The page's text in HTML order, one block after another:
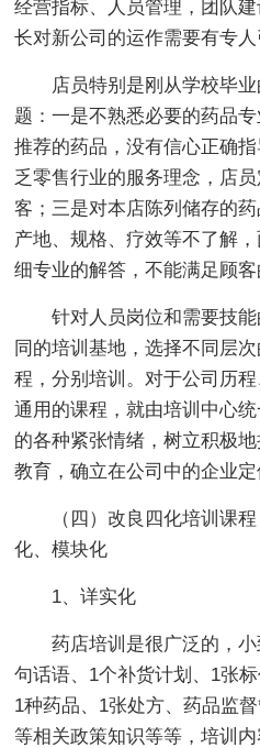
经营指标、人员管理，团队
长对新公司的运作需要有专人
店员特别是刚从学校毕业
题：一是不熟悉必要的药品
推荐的药品，没有信心正确
乏零售行业的服务理念，店
客；三是对本店陈列储存的药
产地、规格、疗效等不了解
细专业的解答，不能满足顾客
针对人员岗位和需要技能
同的培训基地，选择不同层
程，分别培训。对于公司历
通用的课程，就由培训中心
的各种紧张情绪，树立积极
教育，确立在公司中的企业定
（四）改良四化培训课程
化、模块化
1、详实化
药店培训是很广泛的，小
句话语、1个补货计划、1张
1种药品、1张处方、药品监
等相关政策知识等等，培训